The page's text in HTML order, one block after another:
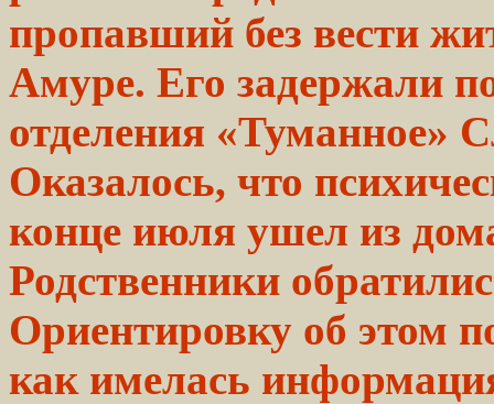
пропавший без вести
Амуре. Его задержали
отделения «Туманное»
Оказалось, что
конце июля ушел из
Родственники
Ориентировку об этом
как имелась